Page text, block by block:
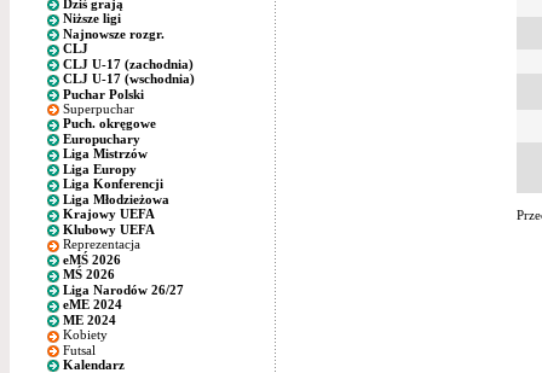
Dziś grają
Niższe ligi
Najnowsze rozgr.
CLJ
CLJ U-17 (zachodnia)
CLJ U-17 (wschodnia)
Puchar Polski
Superpuchar
Puch. okręgowe
Europuchary
Liga Mistrzów
Liga Europy
Liga Konferencji
Liga Młodzieżowa
Krajowy UEFA
Klubowy UEFA
Reprezentacja
eMŚ 2026
MŚ 2026
Liga Narodów 26/27
eME 2024
ME 2024
Kobiety
Futsal
Kalendarz